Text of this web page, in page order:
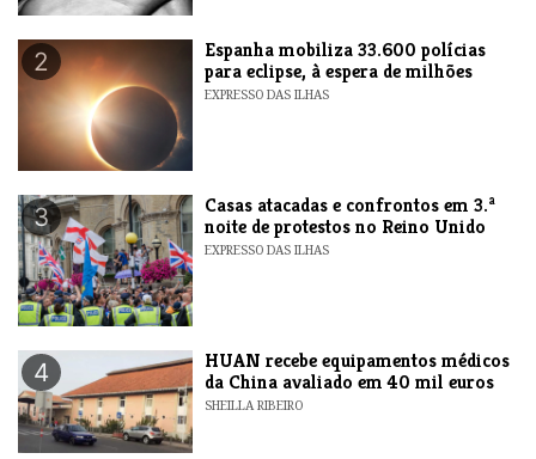
2
Espanha mobiliza 33.600 polícias
para eclipse, à espera de milhões
EXPRESSO DAS ILHAS
3
Casas atacadas e confrontos em 3.ª
noite de protestos no Reino Unido
EXPRESSO DAS ILHAS
4
HUAN recebe equipamentos médicos
da China avaliado em 40 mil euros
SHEILLA RIBEIRO